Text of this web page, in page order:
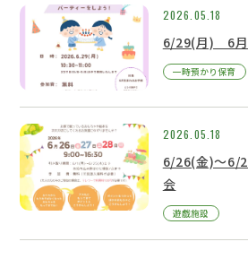
2026.05.18
6/29(月) 6月
一時預かり保育
2026.05.18
6/26(金)～6/
会
遊戯施設